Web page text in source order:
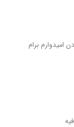
امیدوارم برام